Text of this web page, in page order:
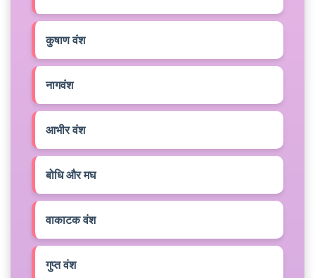
कुषाण वंश
नागवंश
आभीर वंश
बोधि और मघ
वाकाटक वंश
गुप्त वंश